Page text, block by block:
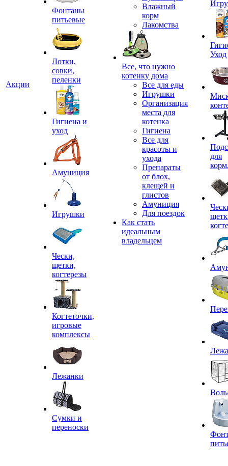
Акции
Фонтаны
питьевые
Лотки,
совки,
пеленки
Гигиена и
уход
Амуниция
Игрушки
Чески,
щетки,
когтерезы
Когтеточки,
игровые
комплексы
Лежанки
Сумки и
переноски
Влажный
корм
Лакомства
Все, что нужно
котенку дома
Все для еды
Игрушки
Организация
места для
котенка
Гигиена
Все для
красоты и
ухода
Препараты
от блох,
клещей и
глистов
Амуниция
Для поездок
Как стать
идеальным
владельцем
Уход
для